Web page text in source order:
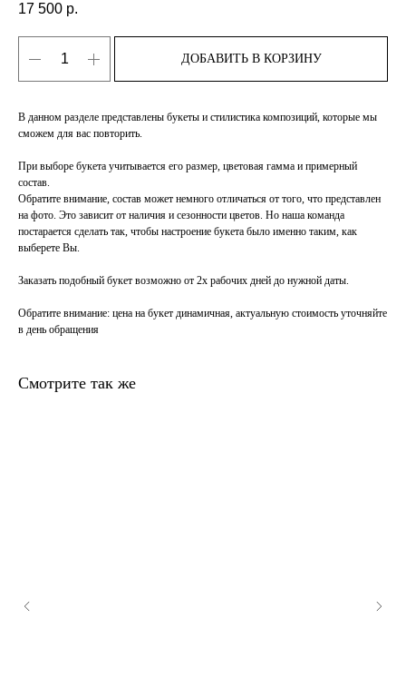
17 500 р.
ДОБАВИТЬ В КОРЗИНУ
В данном разделе представлены букеты и стилистика композиций, которые мы
сможем для вас повторить.
При выборе букета учитывается его размер, цветовая гамма и примерный
состав.
Обратите внимание, состав может немного отличаться от того, что представлен
на фото. Это зависит от наличия и сезонности цветов. Но наша команда
постарается сделать так, чтобы настроение букета было именно таким, как
выберете Вы.
Заказать подобный букет возможно от 2х рабочих дней до нужной даты.
Обратите внимание: цена на букет динамичная, актуальную стоимость уточняйте
в день обращения
Смотрите так же